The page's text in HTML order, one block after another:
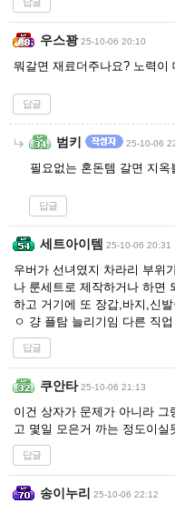
우스꽝 25-10-06 20:10
뭐갈면 재료더주나요? 노력이
답글
범키 25-10-06
필요없는 혼돈템 갈면 지옥
답글
세트아이템 25-10-06 20:31
우버가 선녀였지 차라리 부위
나 룬세트로 제작하거나 하면
하고 거기에 또 장갑,바지,신
ㅇ 걍 플탐 늘리기임 다른 직
답글
쿠안타 25-10-06 21:13
이건 상자가 문제가 아니라
고 몇일 모은거 까는 정도이실
답글
송이누리 25-10-06 22:12